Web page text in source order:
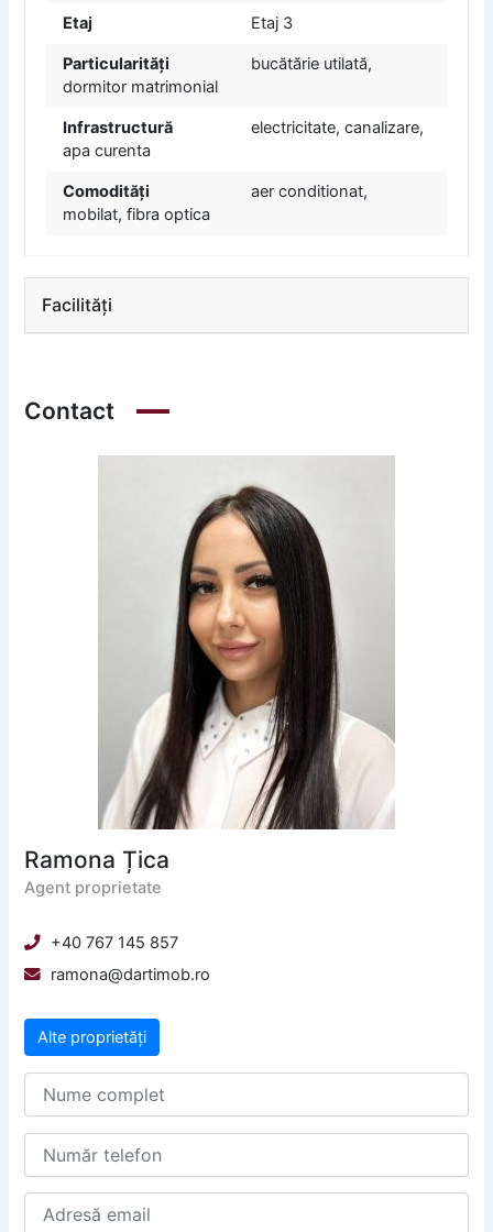
Etaj Etaj 3
Particularități
bucătărie utilată,
dormitor matrimonial
Infrastructură
electricitate, canalizare,
apa curenta
Comodități
aer conditionat,
mobilat, fibra optica
Facilități
Contact
Ramona Țica
Agent proprietate
+40 767 145 857
ramona@dartimob.ro
Alte proprietăți